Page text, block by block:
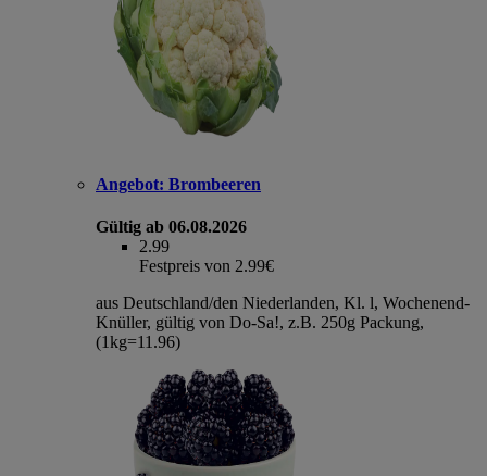
Angebot: Brombeeren
Gültig ab 06.08.2026
2.99
Festpreis von 2.99€
aus Deutschland/den Niederlanden, Kl. l, Wochenend-
Knüller, gültig von Do-Sa!, z.B. 250g Packung,
(1kg=11.96)